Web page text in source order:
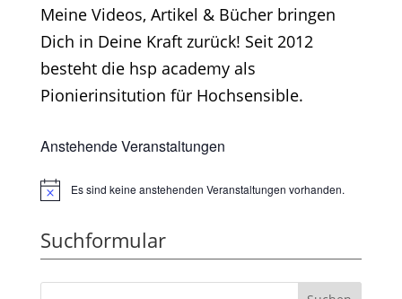
Meine Videos, Artikel & Bücher bringen
Dich in Deine Kraft zurück! Seit 2012
besteht die hsp academy als
Pionierinsitution für Hochsensible.
Anstehende Veranstaltungen
HinweisEs sind keine anstehenden Veranstaltungen vorhanden.
Suchformular